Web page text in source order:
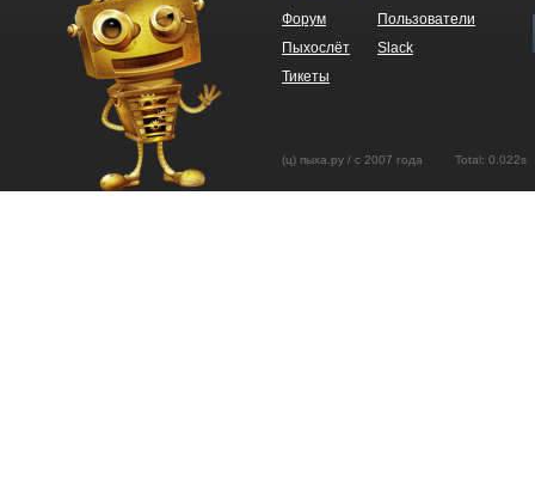
Форум
Пользователи
Пыхослёт
Slack
Тикеты
(ц) пыха.ру / с 2007 года Total: